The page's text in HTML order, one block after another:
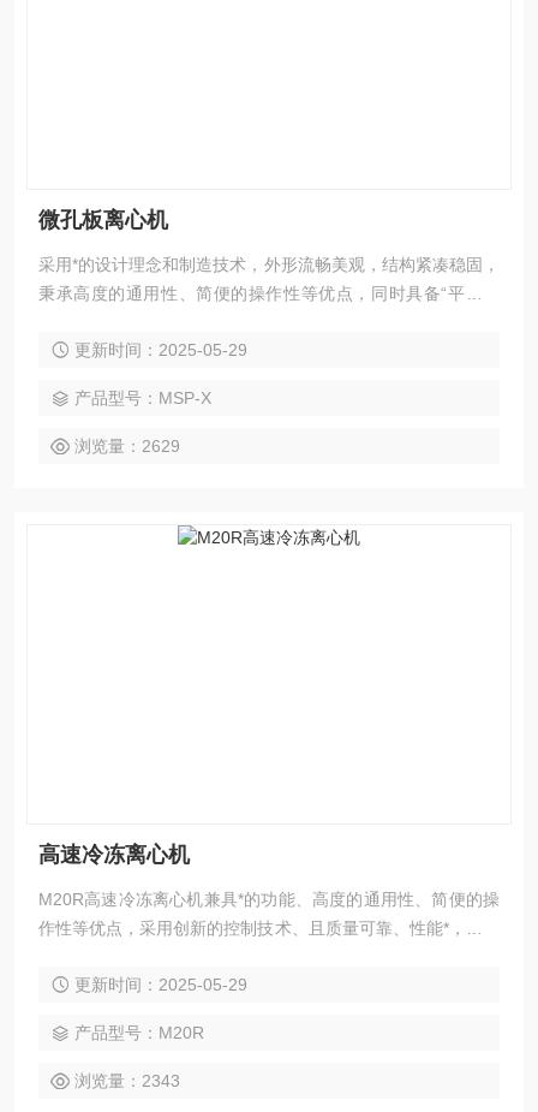
微孔板离心机
采用*的设计理念和制造技术，外形流畅美观，结构紧凑稳固，
秉承高度的通用性、简便的操作性等优点，同时具备“平稳启
用于96孔或384孔及小容量微孔板，同样适用带裙边、不带裙
更新时间：2025-05-29
产品型号：MSP-X
浏览量：2629
高速冷冻离心机
M20R高速冷冻离心机兼具*的功能、高度的通用性、简便的操
作性等优点，采用创新的控制技术、且质量可靠、性能*，而广
学研究以及工业实验室的常规分析，在遗传基因、蛋白核酸以
更新时间：2025-05-29
产品型号：M20R
浏览量：2343